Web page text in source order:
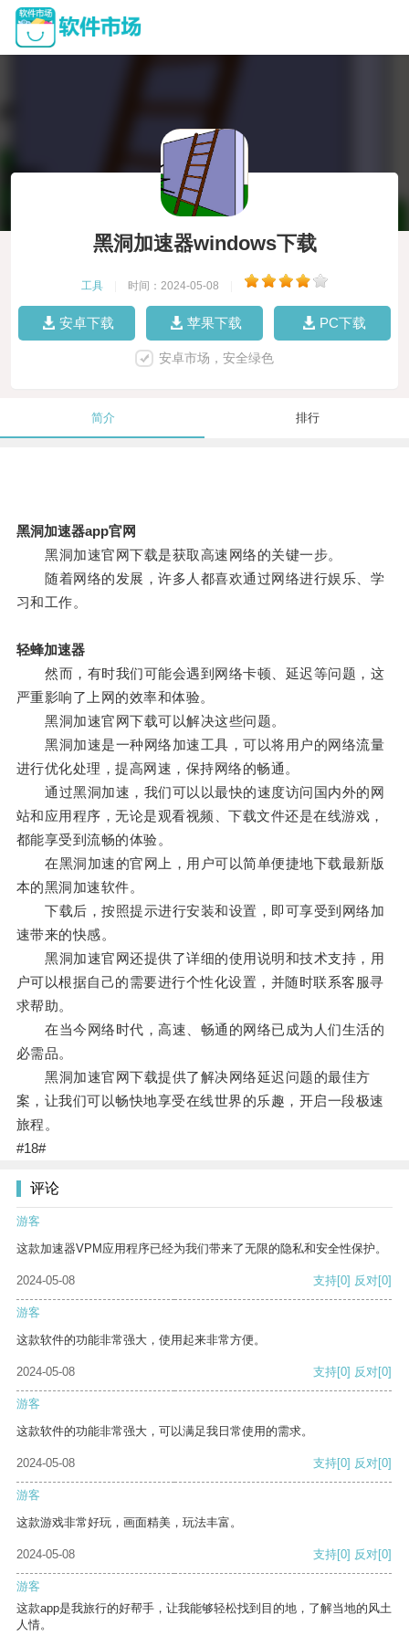
黑洞加速器windows下载
工具 时间：2024-05-08
安卓下载 苹果下载 PC下载
安卓市场，安全绿色
简介 排行
黑洞加速器app官网
黑洞加速官网下载是获取高速网络的关键一步。
随着网络的发展，许多人都喜欢通过网络进行娱乐、学
习和工作。
轻蜂加速器
然而，有时我们可能会遇到网络卡顿、延迟等问题，这
严重影响了上网的效率和体验。
黑洞加速官网下载可以解决这些问题。
黑洞加速是一种网络加速工具，可以将用户的网络流量
进行优化处理，提高网速，保持网络的畅通。
通过黑洞加速，我们可以以最快的速度访问国内外的网
站和应用程序，无论是观看视频、下载文件还是在线游戏，
都能享受到流畅的体验。
在黑洞加速的官网上，用户可以简单便捷地下载最新版
本的黑洞加速软件。
下载后，按照提示进行安装和设置，即可享受到网络加
速带来的快感。
黑洞加速官网还提供了详细的使用说明和技术支持，用
户可以根据自己的需要进行个性化设置，并随时联系客服寻
求帮助。
在当今网络时代，高速、畅通的网络已成为人们生活的
必需品。
黑洞加速官网下载提供了解决网络延迟问题的最佳方
案，让我们可以畅快地享受在线世界的乐趣，开启一段极速
旅程。
#18#
评论
游客
这款加速器VPM应用程序已经为我们带来了无限的隐私和安全性保护。
2024-05-08 支持[0] 反对[0]
游客
这款软件的功能非常强大，使用起来非常方便。
2024-05-08 支持[0] 反对[0]
游客
这款软件的功能非常强大，可以满足我日常使用的需求。
2024-05-08 支持[0] 反对[0]
游客
这款游戏非常好玩，画面精美，玩法丰富。
2024-05-08 支持[0] 反对[0]
游客
这款app是我旅行的好帮手，让我能够轻松找到目的地，了解当地的风土
人情。